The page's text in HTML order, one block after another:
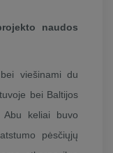
naudos
viešinami du
bei Baltijos
Abu keliai buvo
pėsčiųjų